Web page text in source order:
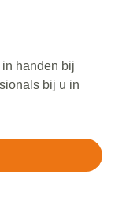
handen bij
bij u in